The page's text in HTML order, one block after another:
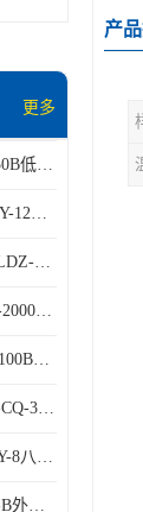
更多
精密生化培养箱SPX-150B低温细菌培养箱
24位圆形氮吹仪CN-DCY-12Y水浴氮气吹扫捕集仪
6位分液漏斗振荡器CNLDZ-8D垂直净化振荡器
小容量人工气候箱PRX-2000A低温养虫箱
单门三气培养箱CN-SQ100B低氧细胞试验箱
4位自动液液萃取仪CN-CQ-3C油水萃取装置
全自动定量分液仪CNFY-8八排联管分液器
光催化反应仪CN-GHX-B外照式光化学反应器
产